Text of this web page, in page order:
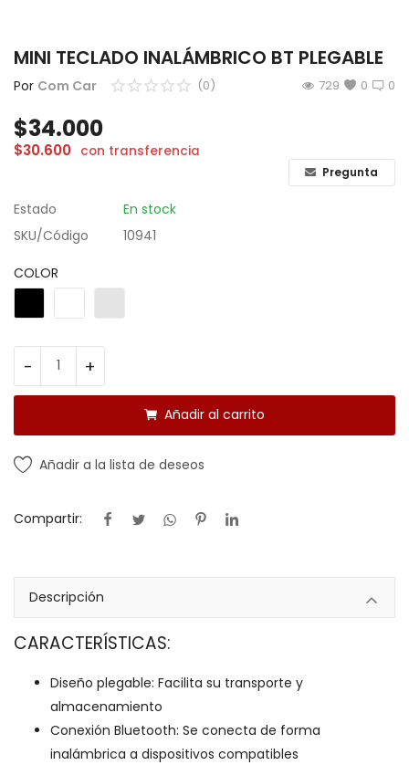
INFANTIL
Lista de deseos
Acceso
Localización
MINI TECLADO INALÁMBRICO BT PLEGABLE
Por Com Car 0
(0) 0
729
$34.000
$30.600 con transferencia
Pregunta
Estado
En stock
SKU/Código
10941
COLOR
- +
Añadir al carrito
Añadir a la lista de deseos
Compartir:
Descripción
CARACTERÍSTICAS:
Diseño plegable: Facilita su transporte y
almacenamiento
Conexión Bluetooth: Se conecta de forma
inalámbrica a dispositivos compatibles